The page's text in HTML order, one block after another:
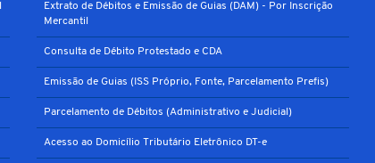
Extrato de Débitos e Emissão de Guias (DAM) - Por Inscrição
Mercantil
Consulta de Débito Protestado e CDA
Emissão de Guias (ISS Próprio, Fonte, Parcelamento Prefis)
Parcelamento de Débitos (Administrativo e Judicial)
Acesso ao Domicílio Tributário Eletrônico DT-e